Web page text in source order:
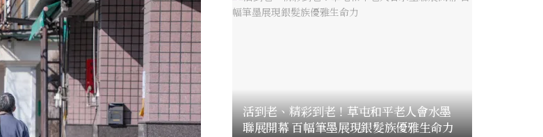
活到老、精彩到老！草屯和平老人會水墨
聯展開幕 百幅筆墨展現銀髮族優雅生命力